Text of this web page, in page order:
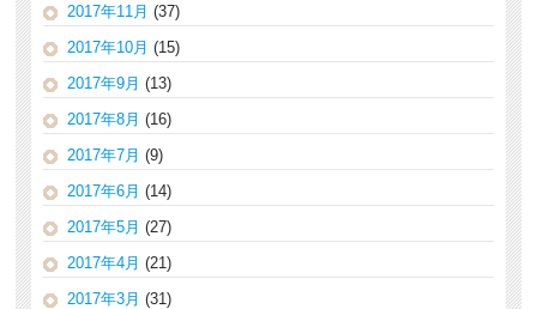
2017年11月 (37)
2017年10月 (15)
2017年9月 (13)
2017年8月 (16)
2017年7月 (9)
2017年6月 (14)
2017年5月 (27)
2017年4月 (21)
2017年3月 (31)